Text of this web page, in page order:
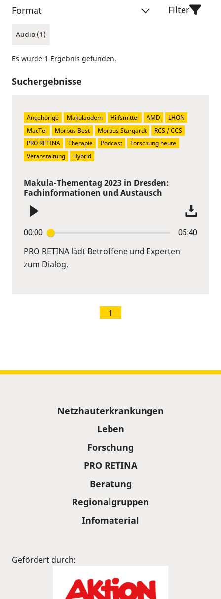
Format
Audio (1)
Filter
Es wurde 1 Ergebnis gefunden.
Suchergebnisse
Makula-Thementag 2023 in Dresden:
Fachinformationen und Austausch
00:00 05:40
PRO RETINA lädt Betroffene und Experten
zum Dialog.
Angehörige Makulaödem Hilfsmittel AMD
LHON
MacTel
Morbus Best Morbus Stargardt
RCS / CCS
PRO RETINA
Therapie Podcast
Forschung heute
Veranstaltung
Hybrid
1
Netzhauterkrankungen
Leben
Forschung
PRO RETINA
Beratung
Regionalgruppen
Infomaterial
Gefördert durch: